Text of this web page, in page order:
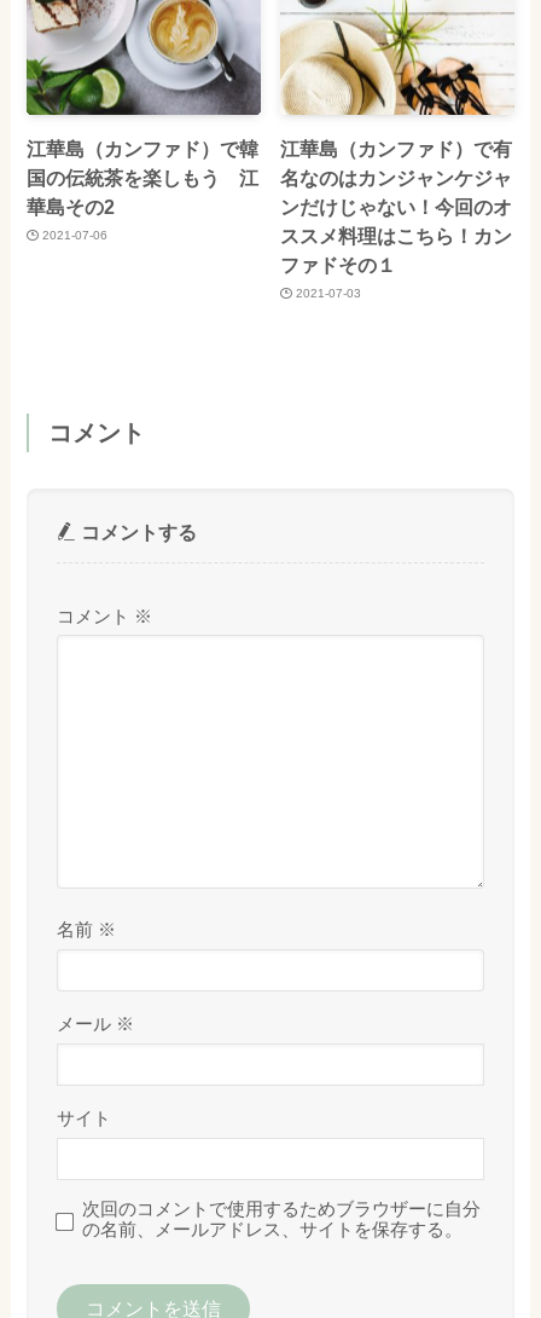
江華島（カンファド）で韓
国の伝統茶を楽しもう 江
華島その2
2021-07-06
江華島（カンファド）で有
名なのはカンジャンケジャ
ンだけじゃない！今回のオ
ススメ料理はこちら！カン
ファドその１
2021-07-03
コメント
コメントする
コメント ※
名前 ※
メール ※
サイト
次回のコメントで使用するためブラウザーに自分
の名前、メールアドレス、サイトを保存する。